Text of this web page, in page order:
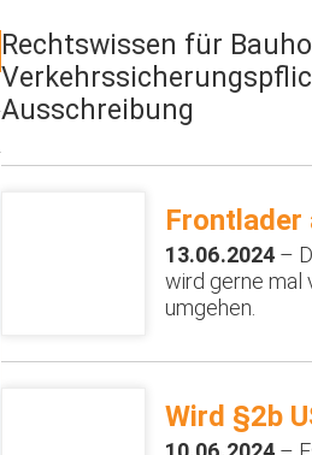
Rechtswissen für
Ausschreibung
Frontlader
13.06.2024 –
wird gerne mal
umgehen.
Wird §2b